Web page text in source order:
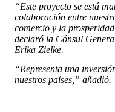
“Este proyecto se está
colaboración entre
comercio y la
declaró la Cónsul
Erika Zielke.
“Representa una
nuestros países,” añadió.